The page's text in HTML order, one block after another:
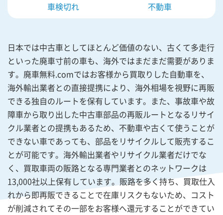
車検切れ 不動車
日本では中古車としてほとんど価値のない、古くて多走行
といった廃車寸前の車も、海外ではまだまだ需要がありま
す。廃車無料.comではお客様から買取りした自動車を、
海外輸出業者との直接提携により、海外相場を視野に再販
できる独自のルートを保有しています。また、事故車や故
障車から取り出した中古車部品の再販ルートとなるリサイ
クル業者との提携もあるため、不動車や古くて使うことが
できない車であっても、部品をリサイクルして販売するこ
とが可能です。海外輸出業者やリサイクル業者だけでな
く、買取車両の販路となる専門業者とのネットワークは
13,000社以上保有しています。販路を多く持ち、買取仕入
れから即再販できることで在庫リスクもないため、コスト
が削減されてその一部をお客様へ還元することができてい